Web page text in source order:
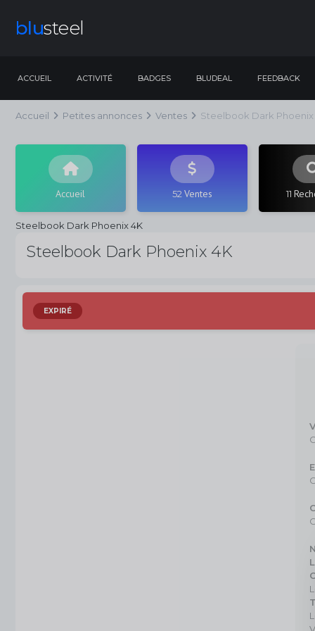
blusteel
ACCUEIL ACTIVITÉ BADGES BLUDEAL FEEDBACK
Accueil Petites annonces Ventes Steelbook Dark Phoenix
Accueil 52 Ventes 11
Steelbook Dark Phoenix 4K
Steelbook Dark Phoenix 4K
EXPIRÉ